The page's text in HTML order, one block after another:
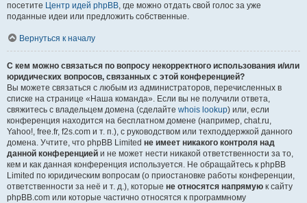
посетите Центр идей phpBB, где можно отдать свой голос за уже
поданные идеи или предложить собственные.
Вернуться к началу
С кем можно связаться по вопросу некорректного использования и/или
юридических вопросов, связанных с этой конференцией?
Вы можете связаться с любым из администраторов, перечисленных в
списке на странице «Наша команда». Если вы не получили ответа,
свяжитесь с владельцем домена (сделайте whois lookup) или, если
конференция находится на бесплатном домене (например, chat.ru,
Yahoo!, free.fr, f2s.com и т. п.), с руководством или техподдержкой данного
домена. Учтите, что phpBB Limited не имеет никакого контроля над
данной конференцией и не может нести никакой ответственности за то,
кем и как данная конференция используется. Не обращайтесь к phpBB
Limited по юридическим вопросам (о приостановке работы конференции,
ответственности за неё и т. д.), которые не относятся напрямую к сайту
phpBB.com или которые частично относятся к программному